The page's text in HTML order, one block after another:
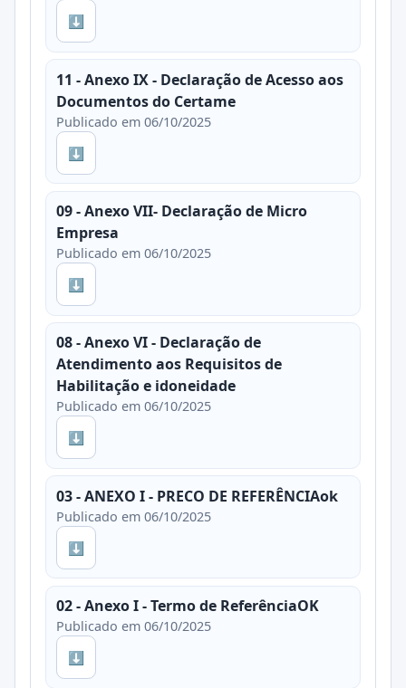
⬇
11 - Anexo IX - Declaração de Acesso aos
Documentos do Certame
Publicado em 06/10/2025
⬇
09 - Anexo VII- Declaração de Micro
Empresa
Publicado em 06/10/2025
⬇
08 - Anexo VI - Declaração de
Atendimento aos Requisitos de
Habilitação e idoneidade
Publicado em 06/10/2025
⬇
03 - ANEXO I - PRECO DE REFERÊNCIAok
Publicado em 06/10/2025
⬇
02 - Anexo I - Termo de ReferênciaOK
Publicado em 06/10/2025
⬇